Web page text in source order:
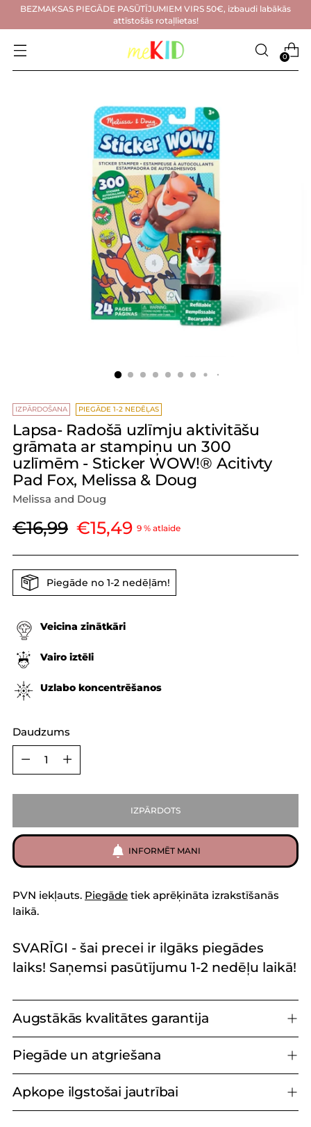
BEZMAKSAS PIEGĀDE PASŪTĪJUMIEM VIRS 50€, izbaudi labākās
attīstošās rotaļlietas!
0
IZPĀRDOŠANA PIEGĀDE 1-2 NEDĒĻAS
Lapsa- Radošā uzlīmju aktivitāšu
grāmata ar stampiņu un 300
uzlīmēm - Sticker WOW!® Acitivty
Pad Fox, Melissa & Doug
Melissa and Doug
Parastā
cena
€16,99 €15,49 9 % atlaide
Piegāde no 1-2 nedēļām!
Veicina zinātkāri
Vairo iztēli
Uzlabo koncentrēšanos
Daudzums
Daudzums
IZPĀRDOTS
INFORMĒT MANI
PVN iekļauts. Piegāde tiek aprēķināta izrakstīšanās
laikā.
SVARĪGI - šai precei ir ilgāks piegādes
laiks! Saņemsi pasūtījumu 1-2 nedēļu laikā!
Augstākās kvalitātes garantija
Piegāde un atgriešana
Apkope ilgstošai jautrībai